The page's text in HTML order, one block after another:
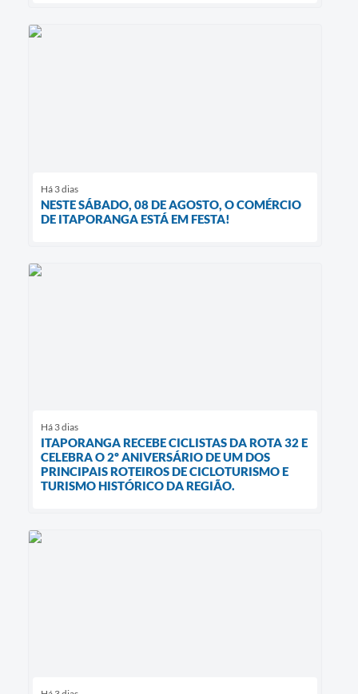
Há 3 dias
NESTE SÁBADO, 08 DE AGOSTO, O COMÉRCIO
DE ITAPORANGA ESTÁ EM FESTA!
Há 3 dias
ITAPORANGA RECEBE CICLISTAS DA ROTA 32 E
CELEBRA O 2º ANIVERSÁRIO DE UM DOS
PRINCIPAIS ROTEIROS DE CICLOTURISMO E
TURISMO HISTÓRICO DA REGIÃO.